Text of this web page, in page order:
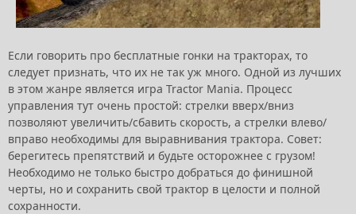
Если говорить про бесплатные гонки на тракторах, то
следует признать, что их не так уж много. Одной из лучших
в этом жанре является игра Tractor Mania. Процесс
управления тут очень простой: стрелки вверх/вниз
позволяют увеличить/сбавить скорость, а стрелки влево/
вправо необходимы для выравнивания трактора. Совет:
берегитесь препятствий и будьте осторожнее с грузом!
Необходимо не только быстро добраться до финишной
черты, но и сохранить свой трактор в целости и полной
сохранности.